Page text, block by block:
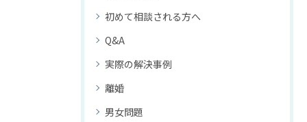
初めて相談される方へ
Q&A
実際の解決事例
離婚
男女問題